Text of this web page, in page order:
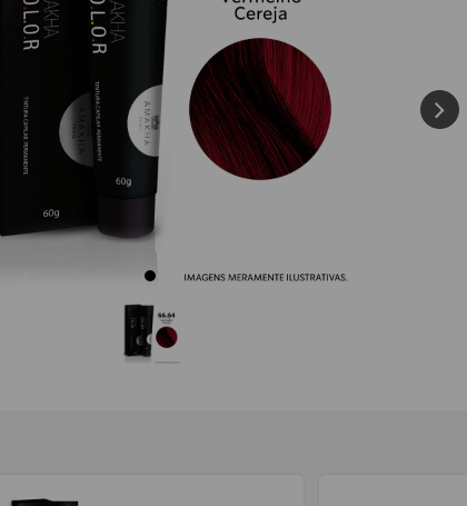
8º
fortune
9º
elegance
body splash